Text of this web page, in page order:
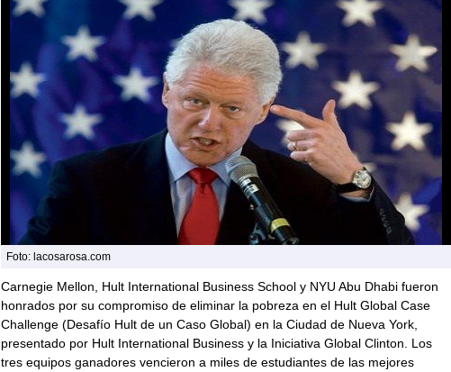
Foto: lacosarosa.com
Carnegie Mellon , Hult International Business School y NYU Abu Dhabi fueron
honrados por su compromiso de eliminar la pobreza en el Hult Global Case
Challenge (Desafío Hult de un Caso Global) en la Ciudad de Nueva York,
presentado por Hult International Business y la Iniciativa Global Clinton. Los
tres equipos ganadores vencieron a miles de estudiantes de las mejores